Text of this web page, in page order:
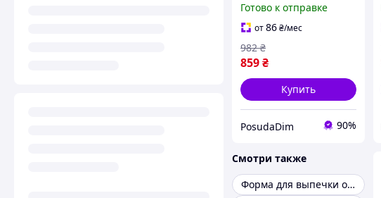
501)
Готово к отправке
от86₴/мес
859₴
982 ₴
Купить
PosudaDim 90%
Смотри также
Форма для выпечки орешков